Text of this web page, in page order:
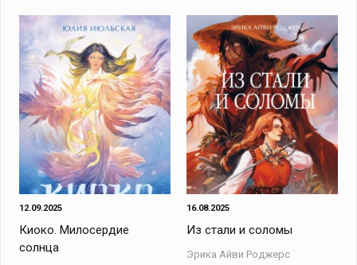
12.09.2025
Киоко. Милосердие
солнца
16.08.2025
Из стали и соломы
Эрика Айви Роджерс